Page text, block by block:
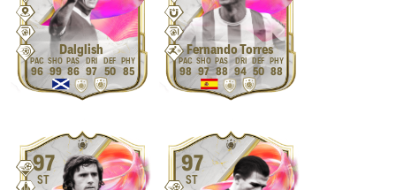
Dalglish
96 99 86 97 50 85
Fernando Torres
98 97 88 94 50 88
97
ST
97
ST